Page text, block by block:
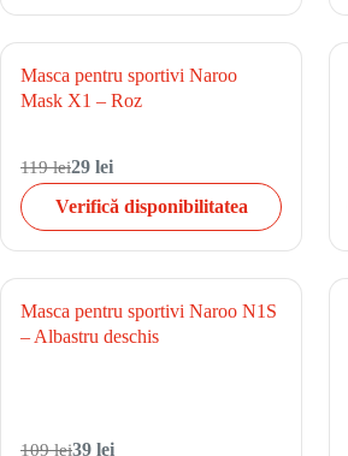
Masca pentru sportivi Naroo
Mask X1 – Roz
119 lei29 lei
Verifică disponibilitatea
Masca pentru sportivi Naroo N1S
– Albastru deschis
109 lei39 lei